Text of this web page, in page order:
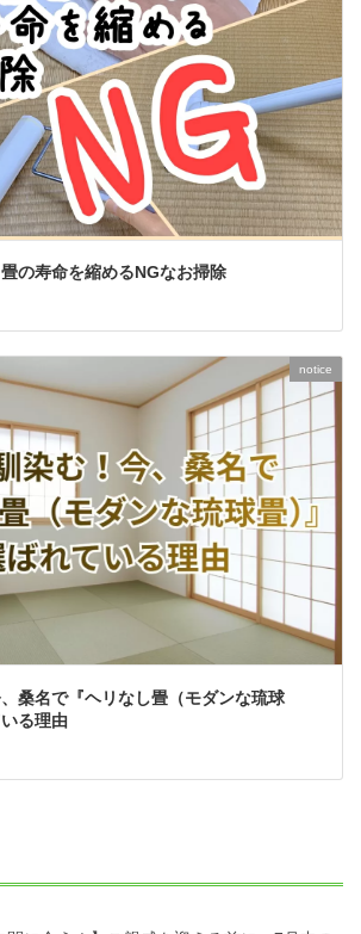
の寿命を縮めるNGなお掃除
notice
桑名で『ヘリなし畳（モダンな琉球
る理由